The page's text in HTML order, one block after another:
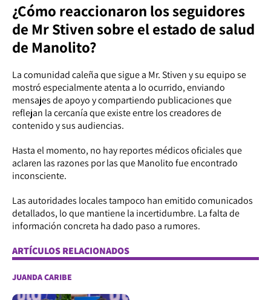
¿Cómo reaccionaron los seguidores
de Mr Stiven sobre el estado de salud
de Manolito?
La comunidad caleña que sigue a Mr. Stiven y su equipo se
mostró especialmente atenta a lo ocurrido, enviando
mensajes de apoyo y compartiendo publicaciones que
reflejan la cercanía que existe entre los creadores de
contenido y sus audiencias.
Hasta el momento, no hay reportes médicos oficiales que
aclaren las razones por las que Manolito fue encontrado
inconsciente.
Las autoridades locales tampoco han emitido comunicados
detallados, lo que mantiene la incertidumbre. La falta de
información concreta ha dado paso a rumores.
ARTÍCULOS RELACIONADOS
JUANDA CARIBE